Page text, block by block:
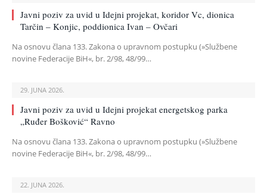
Javni poziv za uvid u Idejni projekat, koridor Vc, dionica
Tarčin – Konjic, poddionica Ivan – Ovčari
Na osnovu člana 133. Zakona o upravnom postupku (»Službene
novine Federacije BiH«, br. 2/98, 48/99…
29. JUNA 2026.
Javni poziv za uvid u Idejni projekat energetskog parka
„Ruđer Bošković“ Ravno
Na osnovu člana 133. Zakona o upravnom postupku (»Službene
novine Federacije BiH«, br. 2/98, 48/99…
22. JUNA 2026.